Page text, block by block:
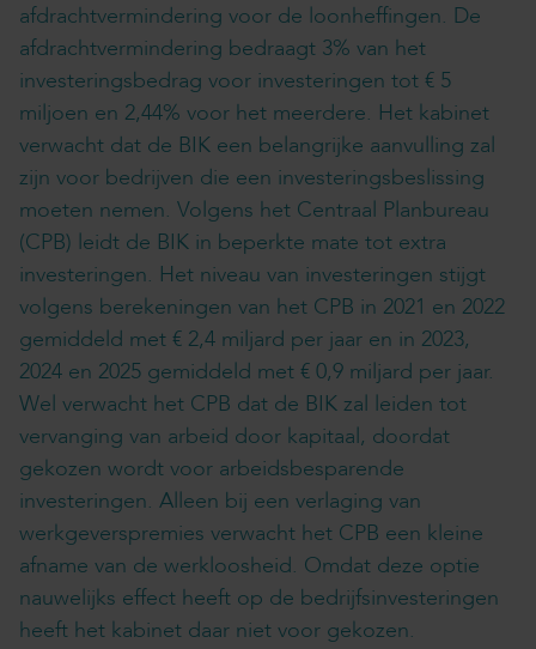
afdrachtvermindering voor de loonheffingen. De
afdrachtvermindering bedraagt 3% van het
investeringsbedrag voor investeringen tot € 5
miljoen en 2,44% voor het meerdere. Het kabinet
verwacht dat de BIK een belangrijke aanvulling zal
zijn voor bedrijven die een investeringsbeslissing
moeten nemen. Volgens het Centraal Planbureau
(CPB) leidt de BIK in beperkte mate tot extra
investeringen. Het niveau van investeringen stijgt
volgens berekeningen van het CPB in 2021 en 2022
gemiddeld met € 2,4 miljard per jaar en in 2023,
2024 en 2025 gemiddeld met € 0,9 miljard per jaar.
Wel verwacht het CPB dat de BIK zal leiden tot
vervanging van arbeid door kapitaal, doordat
gekozen wordt voor arbeidsbesparende
investeringen. Alleen bij een verlaging van
werkgeverspremies verwacht het CPB een kleine
afname van de werkloosheid. Omdat deze optie
nauwelijks effect heeft op de bedrijfsinvesteringen
heeft het kabinet daar niet voor gekozen.